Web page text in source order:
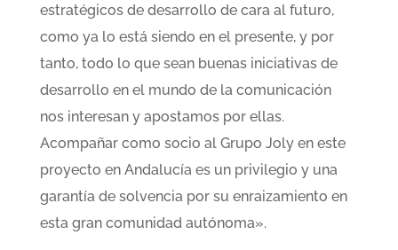
estratégicos de desarrollo de cara al futuro,
como ya lo está siendo en el presente, y por
tanto, todo lo que sean buenas iniciativas de
desarrollo en el mundo de la comunicación
nos interesan y apostamos por ellas.
Acompañar como socio al Grupo Joly en este
proyecto en Andalucía es un privilegio y una
garantía de solvencia por su enraizamiento en
esta gran comunidad autónoma».